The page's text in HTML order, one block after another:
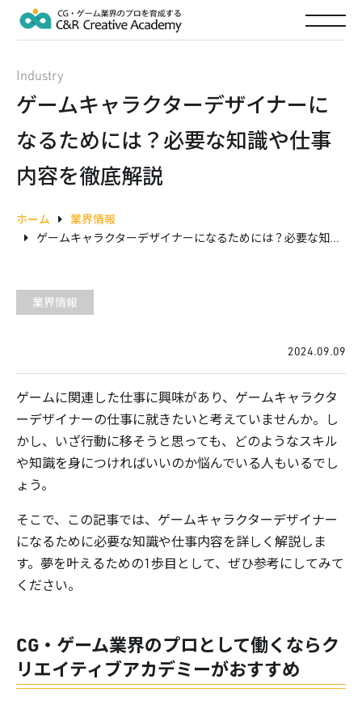
Industry
ゲームキャラクターデザイナーに
なるためには？必要な知識や仕事
内容を徹底解説
ホーム
業界情報
ゲームキャラクターデザイナーになるためには？必要な知識や仕事内容を徹底解説
業界情報
2024.09.09
ゲームに関連した仕事に興味があり、ゲームキャラクタ
ーデザイナーの仕事に就きたいと考えていませんか。し
かし、いざ行動に移そうと思っても、どのようなスキル
や知識を身につければいいのか悩んでいる人もいるでし
ょう。
そこで、この記事では、ゲームキャラクターデザイナー
になるために必要な知識や仕事内容を詳しく解説しま
す。夢を叶えるための1歩目として、ぜひ参考にしてみて
ください。
CG・ゲーム業界のプロとして働くならク
リエイティブアカデミーがおすすめ